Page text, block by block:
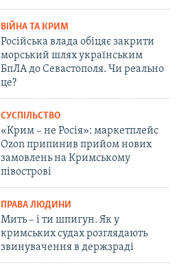
ВІЙНА ТА КРИМ
Російська влада обіцяє закрити
морський шлях українським
БпЛА до Севастополя. Чи реально
це?
СУСПІЛЬСТВО
«Крим – не Росія»: маркетплейс
Ozon припинив прийом нових
замовлень на Кримському
півострові
ПРАВА ЛЮДИНИ
Мить – і ти шпигун. Як у
кримських судах розглядають
звинувачення в держзраді